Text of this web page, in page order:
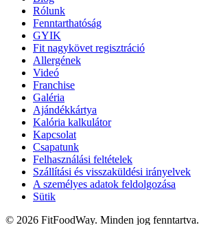
Rólunk
Fenntarthatóság
GYIK
Fit nagykövet regisztráció
Allergének
Videó
Franchise
Galéria
Ajándékkártya
Kalória kalkulátor
Kapcsolat
Csapatunk
Felhasználási feltételek
Szállítási és visszaküldési irányelvek
A személyes adatok feldolgozása
Sütik
© 2026 FitFoodWay. Minden jog fenntartva.